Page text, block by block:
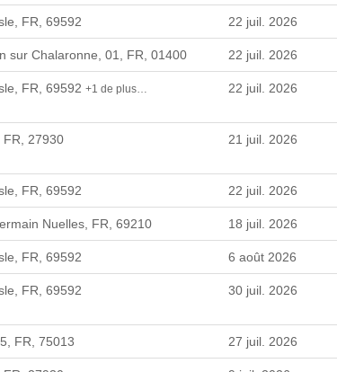
FR, 69592 22 juil. 2026
sur Chalaronne, 01, FR, 01400 22 juil. 2026
FR, 69592 +1 de plus… 22 juil. 2026
FR, 27930 21 juil. 2026
FR, 69592 22 juil. 2026
Nuelles, FR, 69210 18 juil. 2026
FR, 69592 6 août 2026
FR, 69592 30 juil. 2026
FR, 75013 27 juil. 2026